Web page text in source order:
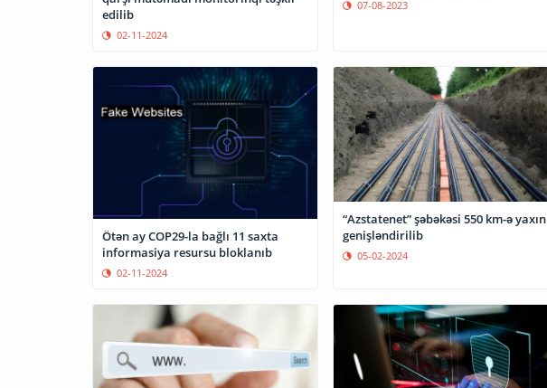
edilib
02-11-2024
07-08-2023
Ötən ay COP29-la bağlı 11 saxta
informasiya resursu bloklanıb
02-11-2024
“Azstatenet” şəbəkəsi 550 km-ə yaxın
genişləndirilib
05-02-2024